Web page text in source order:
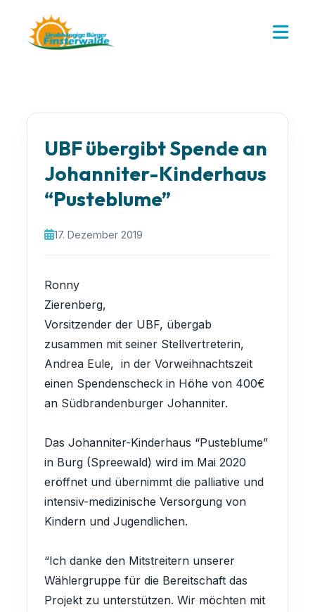
UBF übergibt Spende an
Johanniter-Kinderhaus
“Pusteblume”
17. Dezember 2019
Ronny
Zierenberg,
Vorsitzender der UBF, übergab
zusammen mit seiner Stellvertreterin,
Andrea Eule, in der Vorweihnachtszeit
einen Spendenscheck in Höhe von 400€
an Südbrandenburger Johanniter.
Das Johanniter-Kinderhaus “Pusteblume”
in Burg (Spreewald) wird im Mai 2020
eröffnet und übernimmt die palliative und
intensiv-medizinische Versorgung von
Kindern und Jugendlichen.
“Ich danke den Mitstreitern unserer
Wählergruppe für die Bereitschaft das
Projekt zu unterstützen. Wir möchten mit